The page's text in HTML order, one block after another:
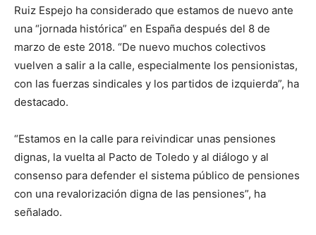
Ruiz Espejo ha considerado que estamos de nuevo ante
una “jornada histórica” en España después del 8 de
marzo de este 2018. “De nuevo muchos colectivos
vuelven a salir a la calle, especialmente los pensionistas,
con las fuerzas sindicales y los partidos de izquierda”, ha
destacado.
“Estamos en la calle para reivindicar unas pensiones
dignas, la vuelta al Pacto de Toledo y al diálogo y al
consenso para defender el sistema público de pensiones
con una revalorización digna de las pensiones”, ha
señalado.